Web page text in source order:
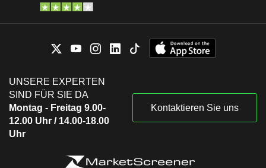
UNSERE EXPERTEN
SIND FÜR SIE DA
Montag - Freitag 9.00-
12.00 Uhr / 14.00-18.00
Uhr
Kontaktieren Sie uns